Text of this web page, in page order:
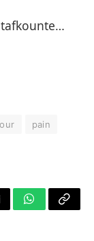
pain
WhatsApp
Copy